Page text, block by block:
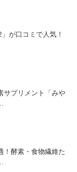
が口コミで人気！
サプリメント「みや
！酵素・食物繊維た